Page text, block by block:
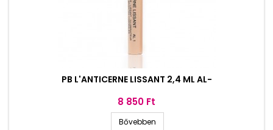
PB L'ANTICERNE LISSANT 2,4 ML AL-
Ár
8 850 Ft
Bővebben